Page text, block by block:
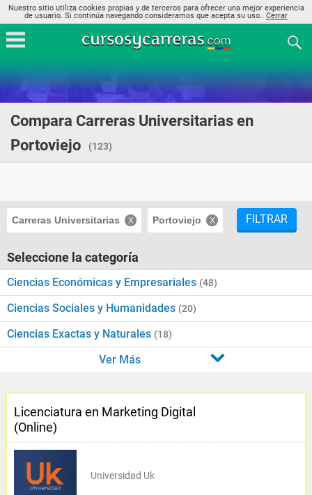
Nuestro sitio utiliza cookies propias y de terceros para ofrecer una mejor experiencia
de usuario. Si continúa navegando consideramos que acepta su uso.. Cerrar
Compara Carreras Universitarias en
Portoviejo
(123)
Carreras Universitarias Portoviejo FILTRAR
Seleccione la categoría
Ciencias Económicas y Empresariales (48)
Ciencias Sociales y Humanidades (20)
Ciencias Exactas y Naturales (18)
Ver Más
Licenciatura en Marketing Digital
(Online)
Universidad Uk